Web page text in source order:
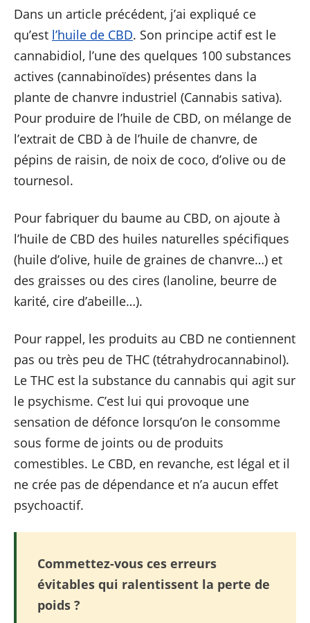
Dans un article précédent, j’ai expliqué ce
qu’est l’huile de CBD. Son principe actif est le
cannabidiol, l’une des quelques 100 substances
actives (cannabinoïdes) présentes dans la
plante de chanvre industriel (Cannabis sativa).
Pour produire de l’huile de CBD, on mélange de
l’extrait de CBD à de l’huile de chanvre, de
pépins de raisin, de noix de coco, d’olive ou de
tournesol.
Pour fabriquer du baume au CBD, on ajoute à
l’huile de CBD des huiles naturelles spécifiques
(huile d’olive, huile de graines de chanvre…) et
des graisses ou des cires (lanoline, beurre de
karité, cire d’abeille…).
Pour rappel, les produits au CBD ne contiennent
pas ou très peu de THC (tétrahydrocannabinol).
Le THC est la substance du cannabis qui agit sur
le psychisme. C’est lui qui provoque une
sensation de défonce lorsqu’on le consomme
sous forme de joints ou de produits
comestibles. Le CBD, en revanche, est légal et il
ne crée pas de dépendance et n’a aucun effet
psychoactif.
Commettez-vous ces erreurs
évitables qui ralentissent la perte de
poids ?